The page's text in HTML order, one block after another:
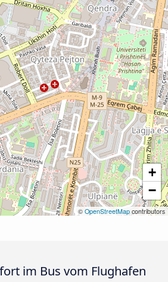
+
−
© OpenStreetMap contributors
im Bus vom Flughafen